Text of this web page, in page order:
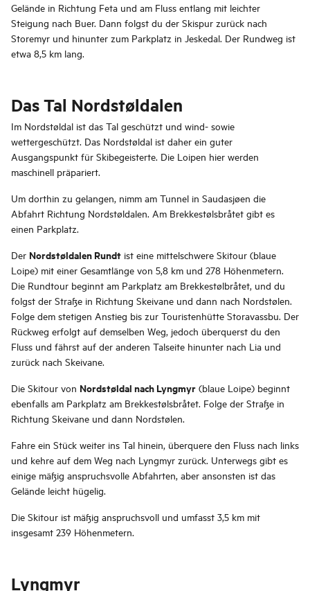
Gelände in Richtung Feta und am Fluss entlang mit leichter
Steigung nach Buer. Dann folgst du der Skispur zurück nach
Storemyr und hinunter zum Parkplatz in Jeskedal. Der Rundweg ist
etwa 8,5 km lang.
Das Tal Nordstøldalen
Im Nordstøldal ist das Tal geschützt und wind- sowie
wettergeschützt. Das Nordstøldal ist daher ein guter
Ausgangspunkt für Skibegeisterte. Die Loipen hier werden
maschinell präpariert.
Um dorthin zu gelangen, nimm am Tunnel in Saudasjøen die
Abfahrt Richtung Nordstøldalen. Am Brekkestølsbråtet gibt es
einen Parkplatz.
Der Nordstøldalen Rundt ist eine mittelschwere Skitour (blaue
Loipe) mit einer Gesamtlänge von 5,8 km und 278 Höhenmetern.
Die Rundtour beginnt am Parkplatz am Brekkestølbråtet, und du
folgst der Straße in Richtung Skeivane und dann nach Nordstølen.
Folge dem stetigen Anstieg bis zur Touristenhütte Storavassbu. Der
Rückweg erfolgt auf demselben Weg, jedoch überquerst du den
Fluss und fährst auf der anderen Talseite hinunter nach Lia und
zurück nach Skeivane.
Die Skitour von Nordstøldal nach Lyngmyr (blaue Loipe) beginnt
ebenfalls am Parkplatz am Brekkestølsbråtet. Folge der Straße in
Richtung Skeivane und dann Nordstølen.
Fahre ein Stück weiter ins Tal hinein, überquere den Fluss nach links
und kehre auf dem Weg nach Lyngmyr zurück. Unterwegs gibt es
einige mäßig anspruchsvolle Abfahrten, aber ansonsten ist das
Gelände leicht hügelig.
Die Skitour ist mäßig anspruchsvoll und umfasst 3,5 km mit
insgesamt 239 Höhenmetern.
Lyngmyr